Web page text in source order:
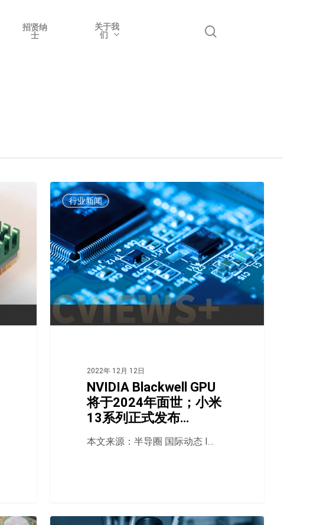
招贤纳
士
关于我
们
行业新闻
2022年 12月 12日
NVIDIA Blackwell GPU
将于2024年面世；小米
13系列正式发布…
本文来源：半导圈 国际动态 I…